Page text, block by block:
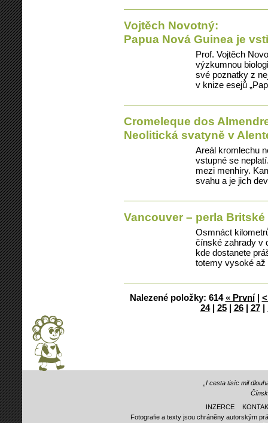
Vojtěch Novotný:
Papua Nová Guinea je
Prof. Vojtěch
výzkumnou
své poznatky z
v knize esejů
Cromeleque dos
Neolitická svatyně v
Areál kromlechu
vstupné se
mezi menhiry.
svahu a je jich
Vancouver – perla
Osmnáct
čínské zahrady v
kde dostanete
totemy vysoké
Nalezené položky: 614 « První|
24| 25| 26| 27|
„I cesta tisíc mil
INZERCE
Fotografie a texty jsou chráněny autorským